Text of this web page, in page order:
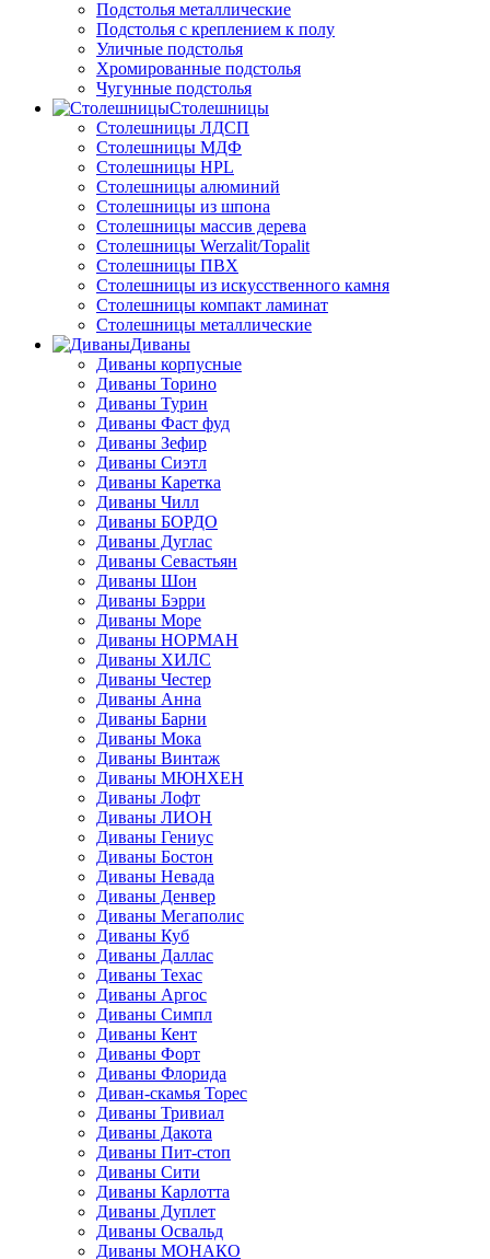
Подстолья металлические
Подстолья с креплением к полу
Уличные подстолья
Хромированные подстолья
Чугунные подстолья
Столешницы
Столешницы ЛДСП
Столешницы МДФ
Столешницы HPL
Столешницы алюминий
Столешницы из шпона
Столешницы массив дерева
Столешницы Werzalit/Topalit
Столешницы ПВХ
Столешницы из искусственного камня
Столешницы компакт ламинат
Столешницы металлические
Диваны
Диваны корпусные
Диваны Торино
Диваны Турин
Диваны Фаст фуд
Диваны Зефир
Диваны Сиэтл
Диваны Каретка
Диваны Чилл
Диваны БОРДО
Диваны Дуглас
Диваны Севастьян
Диваны Шон
Диваны Бэрри
Диваны Море
Диваны НОРМАН
Диваны ХИЛС
Диваны Честер
Диваны Анна
Диваны Барни
Диваны Мока
Диваны Винтаж
Диваны МЮНХЕН
Диваны Лофт
Диваны ЛИОН
Диваны Гениус
Диваны Бостон
Диваны Невада
Диваны Денвер
Диваны Мегаполис
Диваны Куб
Диваны Даллас
Диваны Техас
Диваны Аргос
Диваны Симпл
Диваны Кент
Диваны Форт
Диваны Флорида
Диван-скамья Торес
Диваны Тривиал
Диваны Дакота
Диваны Пит-стоп
Диваны Сити
Диваны Карлотта
Диваны Дуплет
Диваны Освальд
Диваны МОНАКО